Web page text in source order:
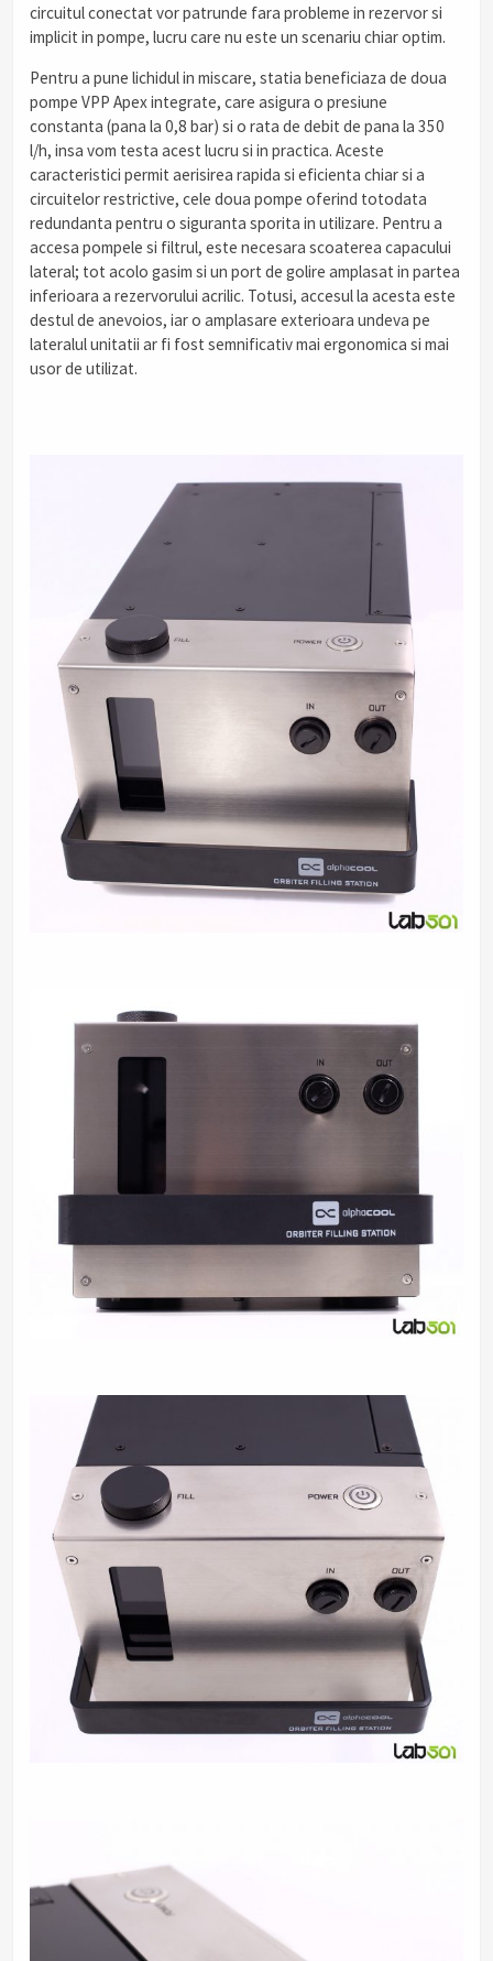
circuitul conectat vor patrunde fara probleme in rezervor si
implicit in pompe, lucru care nu este un scenariu chiar optim.
Pentru a pune lichidul in miscare, statia beneficiaza de doua
pompe VPP Apex integrate, care asigura o presiune
constanta (pana la 0,8 bar) si o rata de debit de pana la 350
l/h, insa vom testa acest lucru si in practica. Aceste
caracteristici permit aerisirea rapida si eficienta chiar si a
circuitelor restrictive, cele doua pompe oferind totodata
redundanta pentru o siguranta sporita in utilizare. Pentru a
accesa pompele si filtrul, este necesara scoaterea capacului
lateral; tot acolo gasim si un port de golire amplasat in partea
inferioara a rezervorului acrilic. Totusi, accesul la acesta este
destul de anevoios, iar o amplasare exterioara undeva pe
lateralul unitatii ar fi fost semnificativ mai ergonomica si mai
usor de utilizat.